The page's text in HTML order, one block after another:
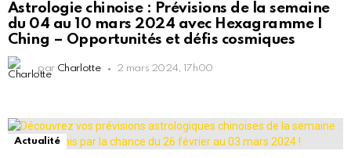
Astrologie chinoise : Prévisions de la semaine
du 04 au 10 mars 2024 avec Hexagramme I
Ching – Opportunités et défis cosmiques
par Charlotte 2 mars 2024, 17h00
Actualité